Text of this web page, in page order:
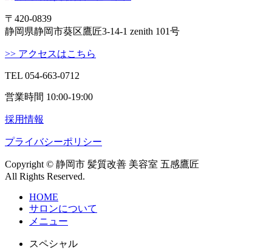
〒420-0839
静岡県静岡市葵区鷹匠3-14-1 zenith 101号
>> アクセスはこちら
TEL 054-663-0712
営業時間 10:00-19:00
採用情報
プライバシーポリシー
Copyright © 静岡市 髪質改善 美容室 五感鷹匠
All Rights Reserved.
HOME
サロンについて
メニュー
スペシャル